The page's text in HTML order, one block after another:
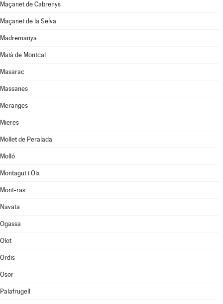
Maçanet de Cabrenys
Maçanet de la Selva
Madremanya
Maià de Montcal
Masarac
Massanes
Meranges
Mieres
Mollet de Peralada
Molló
Montagut i Oix
Mont-ras
Navata
Ogassa
Olot
Ordis
Osor
Palafrugell